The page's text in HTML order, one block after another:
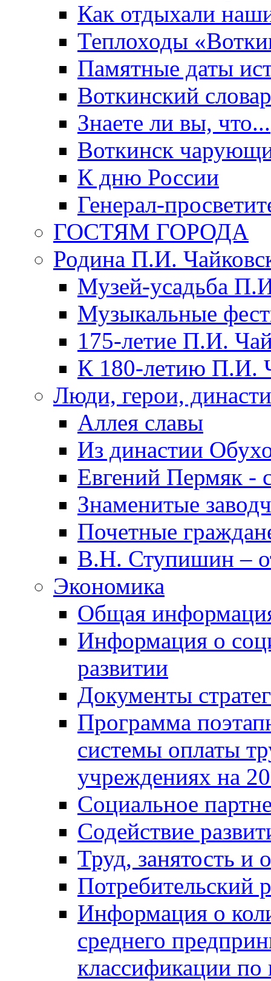
Как отдыхали
Теплоходы
Памятные даты
Воткинский
Знаете ли вы, что...
Воткинск
К дню России
Генерал-
ГОСТЯМ ГОРОДА
Родина П.И.
Музей-усадьба
Музыкальные
175-летие П.И.
К 180-летию П.И.
Люди, герои,
Аллея славы
Из династии
Евгений Пермяк -
Знаменитые
Почетные
В.Н. Ступишин –
Экономика
Общая
Информация о
развитии
Документы
Программа
системы оплаты
учреждениях на
Социальное
Содействие
Труд, занятость и
Потребительский
Информация о
среднего
классификации